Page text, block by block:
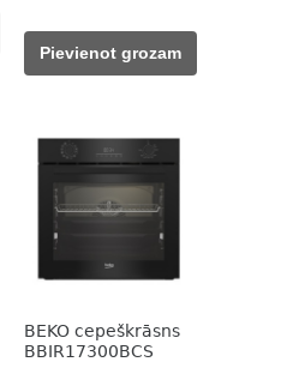
was:
449,00 €.
276,00 €.
Pievienot grozam
BEKO cepeškrāsns
BBIR17300BCS